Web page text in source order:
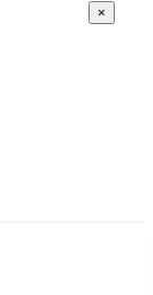
১৪৩৩ বঙ্গাব্দ
×